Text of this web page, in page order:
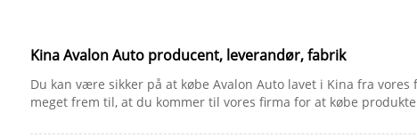
Kina Avalon Auto producent, leverandør, fabrik
Du kan være sikker på at købe Avalon Auto lavet i Kina fra
meget frem til, at du kommer til vores firma for at købe